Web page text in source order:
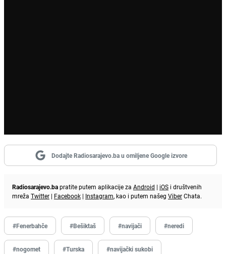
Dodajte Radiosarajevo.ba u omiljene Google izvore
Radiosarajevo.bapratite putem aplikacije za Android | iOS i društvenih
mreža Twitter | Facebook | Instagram, kao i putem našeg ViberChata.
#Fenerbahče #Bešiktaš #navijači #neredi
#nogomet #Turska #navijački sukobi